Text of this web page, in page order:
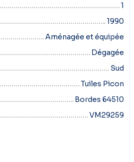
1
1990
Aménagée et équipée
Dégagée
Sud
Tuiles Picon
Bordes 64510
VM29259